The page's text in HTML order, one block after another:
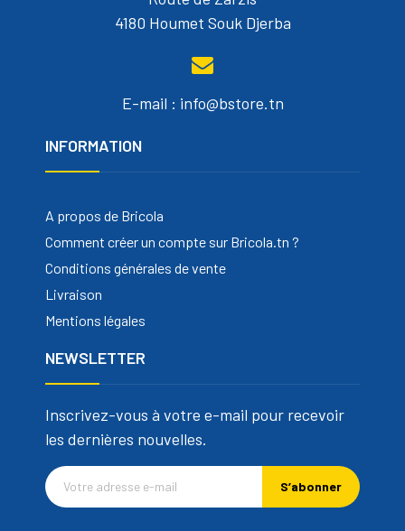
4180 Houmet Souk Djerba
E-mail : info@bstore.tn
INFORMATION
A propos de Bricola
Comment créer un compte sur Bricola.tn ?
Conditions générales de vente
Livraison
Mentions légales
NEWSLETTER
Inscrivez-vous à votre e-mail pour recevoir
les dernières nouvelles.
S’abonner